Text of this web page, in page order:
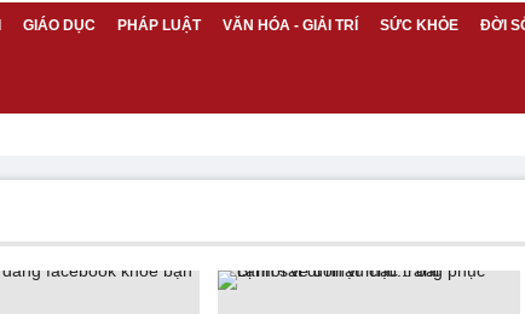
GIÁO DỤC PHÁP LUẬT VĂN HÓA - GIẢI TRÍ SỨC KHỎE ĐỜI